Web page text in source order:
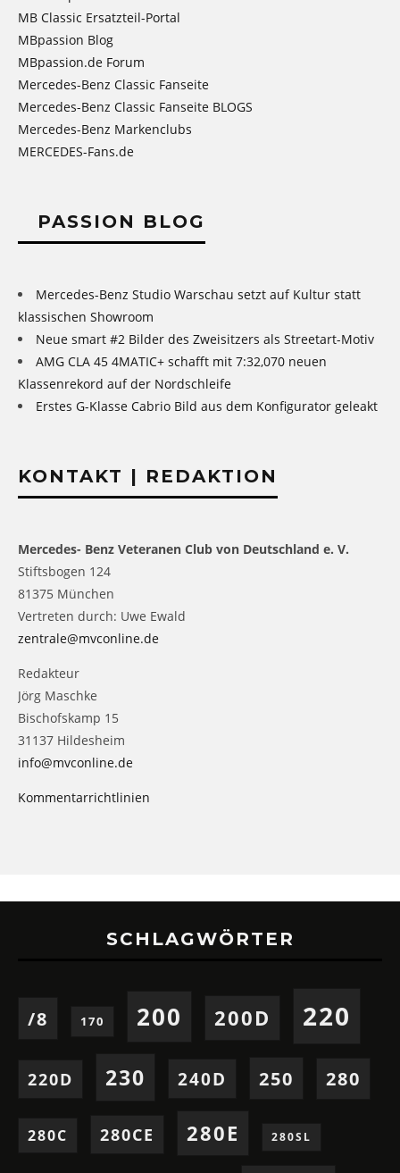
MB Classic Ersatzteil-Portal
MBpassion Blog
MBpassion.de Forum
Mercedes-Benz Classic Fanseite
Mercedes-Benz Classic Fanseite BLOGS
Mercedes-Benz Markenclubs
MERCEDES-Fans.de
PASSION BLOG
Mercedes-Benz Studio Warschau setzt auf Kultur statt
klassischen Showroom
Neue smart #2 Bilder des Zweisitzers als Streetart-Motiv
AMG CLA 45 4MATIC+ schafft mit 7:32,070 neuen
Klassenrekord auf der Nordschleife
Erstes G-Klasse Cabrio Bild aus dem Konfigurator geleakt
KONTAKT | REDAKTION
Mercedes- Benz Veteranen Club von Deutschland e. V.
Stiftsbogen 124
81375 München
Vertreten durch: Uwe Ewald
zentrale@mvconline.de
Redakteur
Jörg Maschke
Bischofskamp 15
31137 Hildesheim
info@mvconline.de
Kommentarrichtlinien
SCHLAGWÖRTER
/8 170 200 200D 220
220D 230 240D 250 280
280C 280CE 280E 280SL